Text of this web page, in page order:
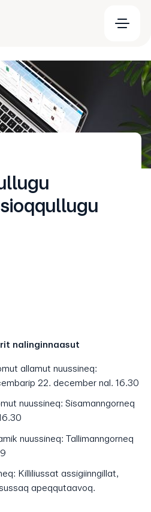
nalinginnaasut
allamut nuussineq:
22. december nal. 16.30
nuussineq: Sisamanngorneq
nuussineq: Tallimanngorneq
Killiliussat assigiinngillat,
apeqqutaavoq.